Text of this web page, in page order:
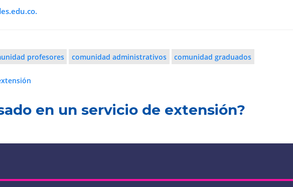
.
profesores comunidad administrativos comunidad graduados
en un servicio de extensión?